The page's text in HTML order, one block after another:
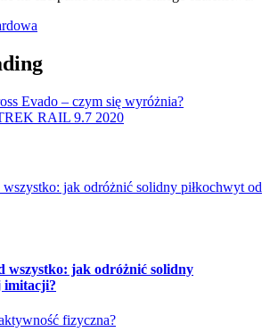
Evado – czym się wyróżnia?
RAIL 9.7 2020
wszystko: jak odróżnić solidny piłkochwyt od
wszystko: jak odróżnić solidny
imitacji?
fizyczna?